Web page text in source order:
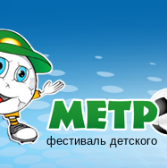
фестиваль детского